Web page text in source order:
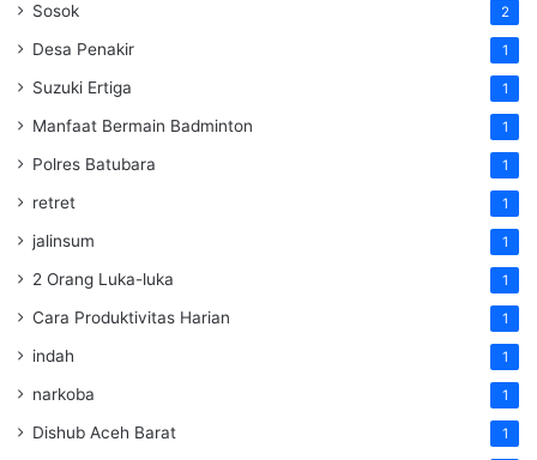
Sosok 2
Desa Penakir 1
Suzuki Ertiga 1
Manfaat Bermain Badminton 1
Polres Batubara 1
retret 1
jalinsum 1
2 Orang Luka-luka 1
Cara Produktivitas Harian 1
indah 1
narkoba 1
Dishub Aceh Barat 1